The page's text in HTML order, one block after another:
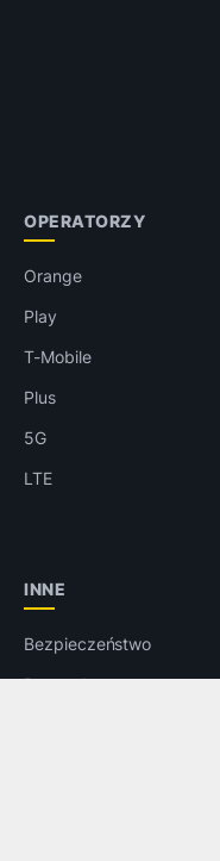
OPERATORZY
Orange
Play
T-Mobile
Plus
5G
LTE
INNE
Bezpieczeństwo
Rozrywka